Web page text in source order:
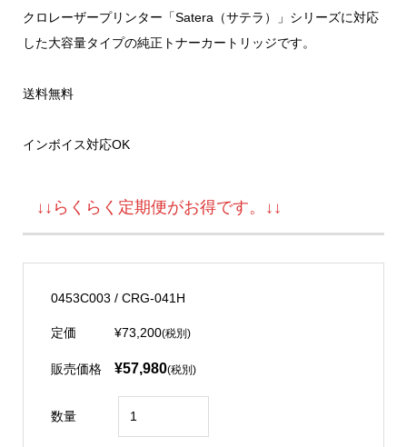
クロレーザープリンター「Satera（サテラ）」シリーズに対応
した大容量タイプの純正トナーカートリッジです。
送料無料
インボイス対応OK
↓↓らくらく定期便がお得です。↓↓
0453C003 / CRG-041H
定価 ¥73,200(税別)
販売価格 ¥57,980(税別)
数量